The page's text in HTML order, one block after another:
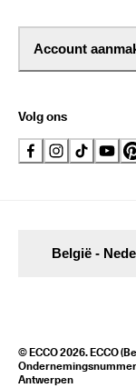
Account
Volg ons
© ECCO 2026. ECCO
Antwerpen
België -